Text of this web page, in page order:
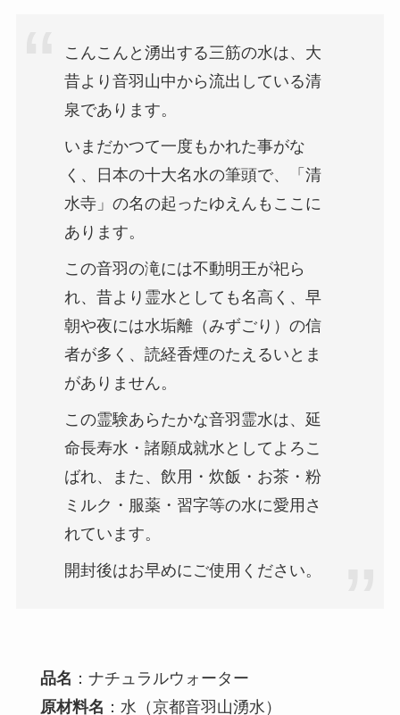
こんこんと湧出する三筋の水は、大
昔より音羽山中から流出している清
泉であります。
いまだかつて一度もかれた事がな
く、日本の十大名水の筆頭で、「清
水寺」の名の起ったゆえんもここに
あります。
この音羽の滝には不動明王が祀ら
れ、昔より霊水としても名高く、早
朝や夜には水垢離（みずごり）の信
者が多く、読経香煙のたえるいとま
がありません。
この霊験あらたかな音羽霊水は、延
命長寿水・諸願成就水としてよろこ
ばれ、また、飲用・炊飯・お茶・粉
ミルク・服薬・習字等の水に愛用さ
れています。
開封後はお早めにご使用ください。
品名 ：ナチュラルウォーター
原材料名 ：水（京都音羽山湧水）